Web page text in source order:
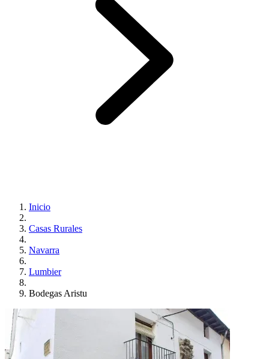
Inicio
Casas Rurales
Navarra
Lumbier
Bodegas Aristu